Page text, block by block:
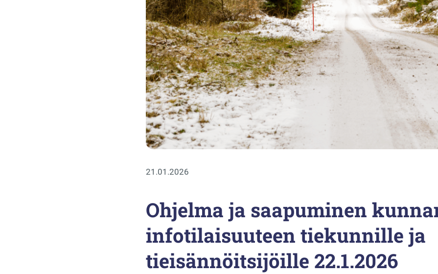
21.01.2026
Ohjelma ja saapuminen
infotilaisuuteen tiekunnille ja
tieisännöitsijöille 22.1.2026